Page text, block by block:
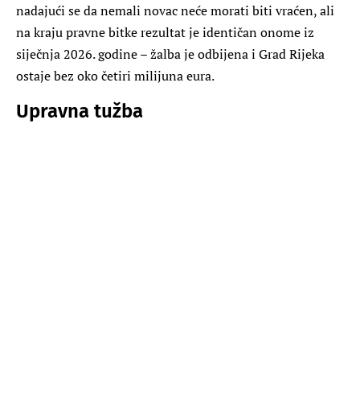
nadajući se da nemali novac neće morati biti vraćen, ali
na kraju pravne bitke rezultat je identičan onome iz
siječnja 2026. godine – žalba je odbijena i Grad Rijeka
ostaje bez oko četiri milijuna eura.
Upravna tužba